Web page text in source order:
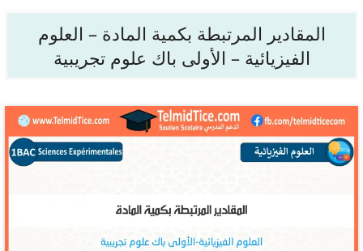
المقادير المرتبطة بكمية المادة – العلوم
الفيزيائية – الأولى باك علوم تجريبية